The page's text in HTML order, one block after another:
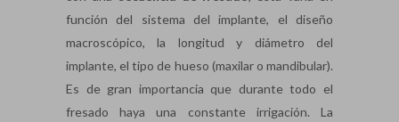
función del sistema del implante, el diseño
macroscópico, la longitud y diámetro del
implante, el tipo de hueso (maxilar o mandibular).
Es de gran importancia que durante todo el
fresado haya una constante irrigación. La